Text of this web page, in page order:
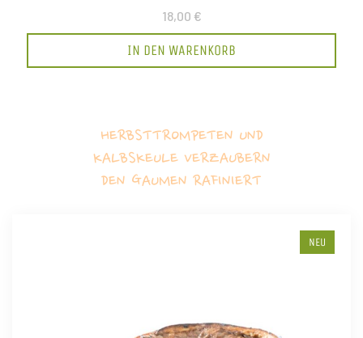
18,00 €
IN DEN WARENKORB
HERBSTTROMPETEN UND
KALBSKEULE VERZAUBERN
DEN GAUMEN RAFINIERT
NEU